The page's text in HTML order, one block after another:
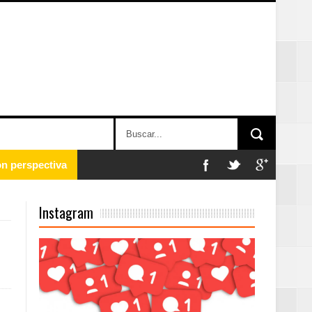
la clausura
París
Rock Café
Instagram